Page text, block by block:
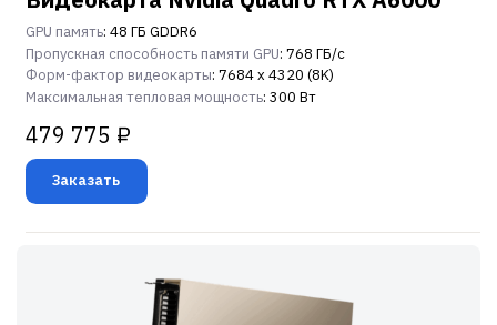
GPU память: 48 ГБ GDDR6
Пропускная способность памяти GPU: 768 ГБ/с
Форм-фактор видеокарты: 7684 x 4320 (8K)
Максимальная тепловая мощность: 300 Вт
479 775 ₽
Заказать